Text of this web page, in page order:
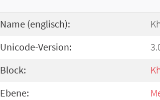
Name (englisch):
Unicode-Version:
Block:
Ebene: